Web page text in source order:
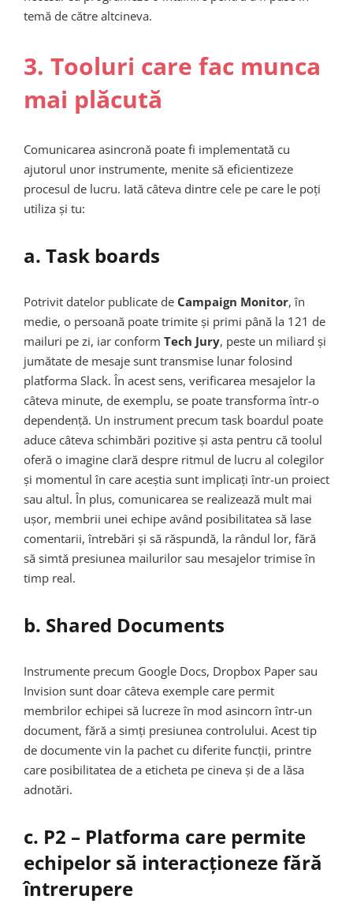
temă de către altcineva.
3. Tooluri care fac munca
mai plăcută
Comunicarea asincronă poate fi implementată cu
ajutorul unor instrumente, menite să eficientizeze
procesul de lucru. Iată câteva dintre cele pe care le poți
utiliza și tu:
a. Task boards
Potrivit datelor publicate de Campaign Monitor, în
medie, o persoană poate trimite și primi până la 121 de
mailuri pe zi, iar conform Tech Jury, peste un miliard și
jumătate de mesaje sunt transmise lunar folosind
platforma Slack. În acest sens, verificarea mesajelor la
câteva minute, de exemplu, se poate transforma într-o
dependență. Un instrument precum task boardul poate
aduce câteva schimbări pozitive și asta pentru că toolul
oferă o imagine clară despre ritmul de lucru al colegilor
și momentul în care aceștia sunt implicați într-un proiect
sau altul. În plus, comunicarea se realizează mult mai
ușor, membrii unei echipe având posibilitatea să lase
comentarii, întrebări și să răspundă, la rândul lor, fără
să simtă presiunea mailurilor sau mesajelor trimise în
timp real.
b. Shared Documents
Instrumente precum Google Docs, Dropbox Paper sau
Invision sunt doar câteva exemple care permit
membrilor echipei să lucreze în mod asincorn într-un
document, fără a simți presiunea controlului. Acest tip
de documente vin la pachet cu diferite funcții, printre
care posibilitatea de a eticheta pe cineva și de a lăsa
adnotări.
c. P2 – Platforma care permite
echipelor să interacționeze fără
întrerupere